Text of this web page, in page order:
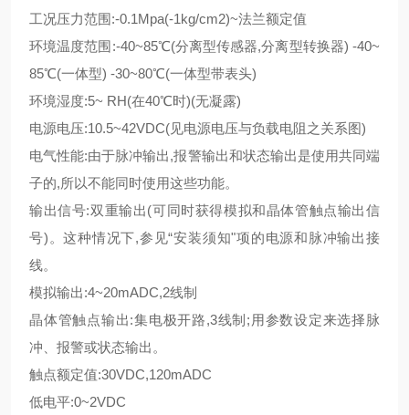
工况压力范围:-0.1Mpa(-1kg/cm2)~法兰额定值
环境温度范围:-40~85℃(分离型传感器,分离型转换器) -40~
85℃(一体型) -30~80℃(一体型带表头)
环境湿度:5~ RH(在40℃时)(无凝露)
电源电压:10.5~42VDC(见电源电压与负载电阻之关系图)
电气性能:由于脉冲输出,报警输出和状态输出是使用共同端
子的,所以不能同时使用这些功能。
输出信号:双重输出(可同时获得模拟和晶体管触点输出信
号)。这种情况下,参见“安装须知"项的电源和脉冲输出接
线。
模拟输出:4~20mADC,2线制
晶体管触点输出:集电极开路,3线制;用参数设定来选择脉
冲、报警或状态输出。
触点额定值:30VDC,120mADC
低电平:0~2VDC